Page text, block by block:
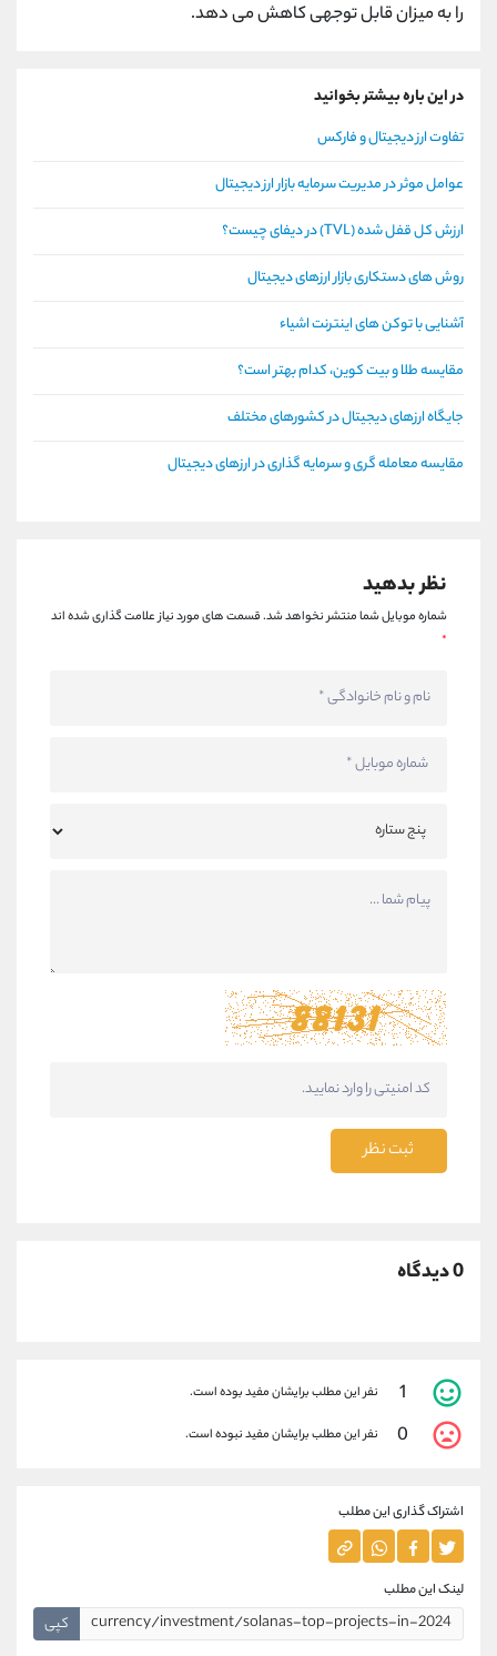
را به میزان قابل توجهی کاهش می ‌دهد.
در این باره بیشتر بخوانید
تفاوت ارز دیجیتال و فارکس
عوامل موثر در مدیریت سرمایه بازار ارز دیجیتال
ارزش کل قفل شده (TVL) در دیفای چیست؟
روش های دستکاری بازار ارزهای دیجیتال
آشنایی با توکن های اینترنت اشیاء
مقایسه طلا و بیت کوین، کدام بهتر است؟
جایگاه ارزهای دیجیتال در کشورهای مختلف
مقایسه معامله گری و سرمایه گذاری در ارزهای دیجیتال
نظر بدهید
شماره موبایل شما منتشر نخواهد شد.قسمت های مورد نیاز علامت گذاری شده اند
*
ثبت نظر
0 دیدگاه
1 نفر این مطلب برایشان مفید بوده است.
0 نفر این مطلب برایشان مفید نبوده است.
اشتراک گذاری این مطلب
لینک این مطلب
کپی